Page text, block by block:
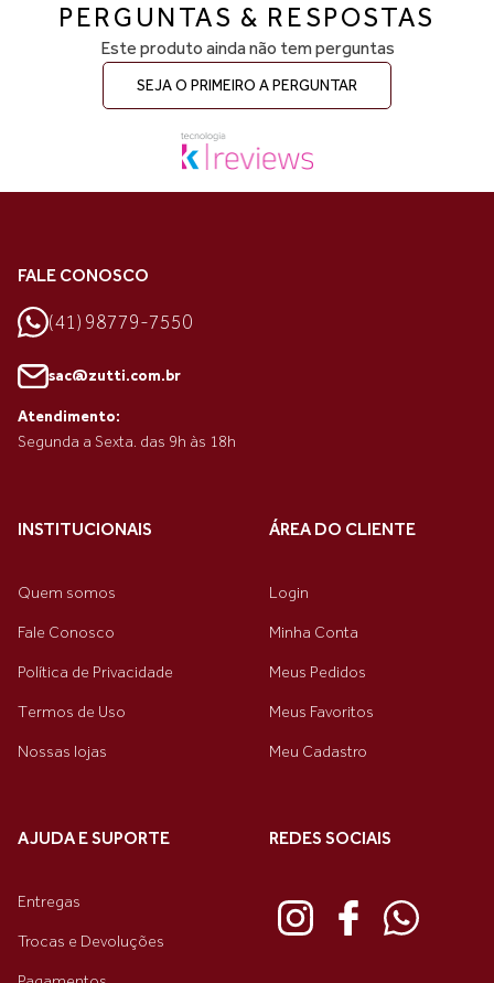
PERGUNTAS & RESPOSTAS
Este produto ainda não tem perguntas
SEJA O PRIMEIRO A PERGUNTAR
FALE CONOSCO
(41) 98779-7550
sac@zutti.com.br
Atendimento:
Segunda a Sexta. das 9h às 18h
INSTITUCIONAIS
Quem somos
Fale Conosco
Política de Privacidade
Termos de Uso
Nossas lojas
ÁREA DO CLIENTE
Login
Minha Conta
Meus Pedidos
Meus Favoritos
Meu Cadastro
AJUDA E SUPORTE
Entregas
Trocas e Devoluções
REDES SOCIAIS